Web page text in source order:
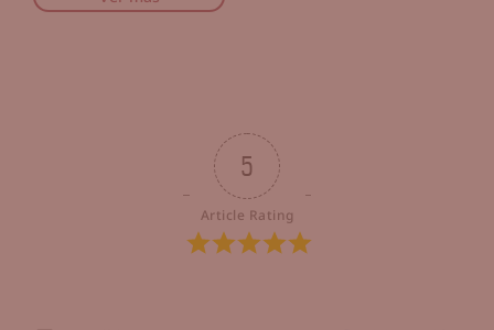
5
Article Rating